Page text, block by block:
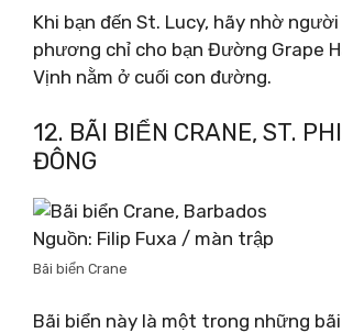
Khi bạn đến St. Lucy, hãy nhờ
phương chỉ cho bạn Đường Grape
Vịnh nằm ở cuối con đường.
12. BÃI BIỂN CRANE, ST.
ĐÔNG
Nguồn: Filip Fuxa / màn trập
Bãi biển Crane
Bãi biển này là một trong những